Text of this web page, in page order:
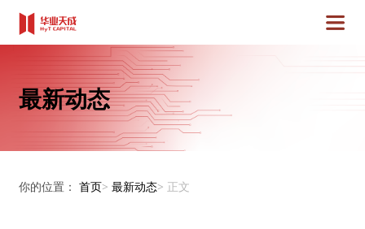
最新动态
你的位置： 首页> 最新动态> 正文